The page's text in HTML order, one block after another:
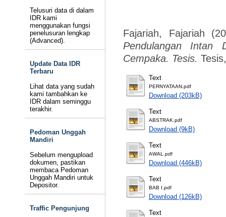
Telusuri data di dalam
IDR kami
menggunakan fungsi
penelusuran lengkap
(Advanced).
Update Data IDR
Terbaru
Lihat data yang sudah
kami tambahkan ke
IDR dalam seminggu
terakhir.
Pedoman Unggah
Mandiri
Sebelum mengupload
dokumen, pastikan
membaca Pedoman
Unggah Mandiri untuk
Depositor.
Traffic Pengunjung
Fajariah, Fajariah
Pendulangan Intan
Cempaka. Tesis.
Text
PERNYATAAN.pdf
Download (203kB)
Text
ABSTRAK.pdf
Download (9kB)
Text
AWAL.pdf
Download (446kB)
Text
BAB I.pdf
Download (126kB)
Text